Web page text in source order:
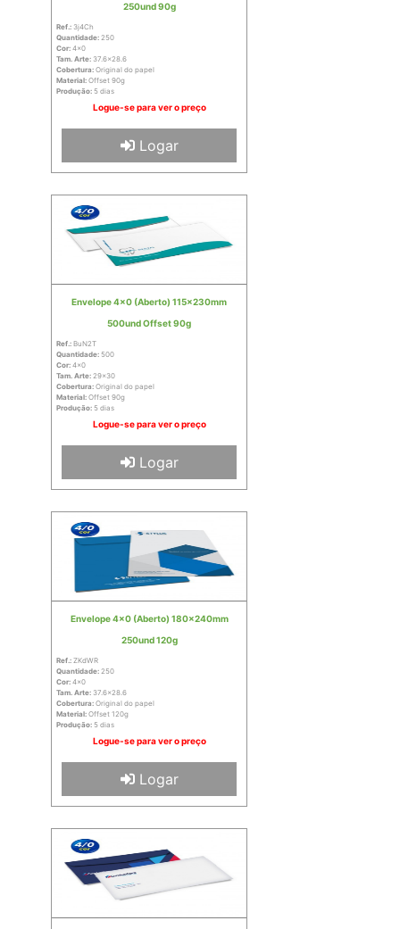
250und 90g
Ref.: 3j4Ch
Quantidade: 250
Cor: 4x0
Tam. Arte: 37.6x28.6
Cobertura: Original do papel
Material: Offset 90g
Produção: 5 dias
Logue-se para ver o preço
Logar
Envelope 4x0 (Aberto) 115x230mm
500und Offset 90g
Ref.: BuN2T
Quantidade: 500
Cor: 4x0
Tam. Arte: 29x30
Cobertura: Original do papel
Material: Offset 90g
Produção: 5 dias
Logue-se para ver o preço
Logar
Envelope 4x0 (Aberto) 180x240mm
250und 120g
Ref.: ZKdWR
Quantidade: 250
Cor: 4x0
Tam. Arte: 37.6x28.6
Cobertura: Original do papel
Material: Offset 120g
Produção: 5 dias
Logue-se para ver o preço
Logar